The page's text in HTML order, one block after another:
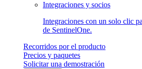
Integraciones y socios
Integraciones con un solo clic
de SentinelOne.
Recorridos por el producto
Precios y paquetes
Solicitar una demostración